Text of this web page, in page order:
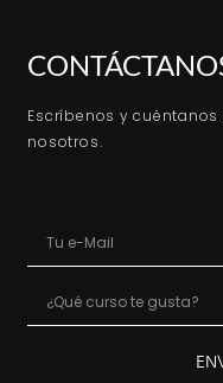
Escríbenos y
nosotros.